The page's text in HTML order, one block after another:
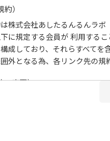
）
株式会社あしたるんるんラ
に規定する会員が 利⽤する
成しており、それらすべて
外となる為、各リンク先の規
の変更）
の了承を得ることなく本規約